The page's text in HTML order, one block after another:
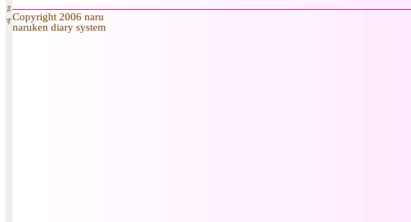
ま
すCopyright 2006 naru
naruken diary system